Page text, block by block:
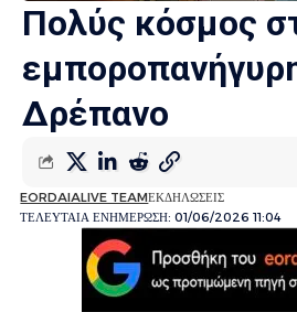
Πολύς κόσμος
Δρέπανο
ΤΕΛΕΥΤΑΙΑ ΕΝΗΜΕΡΩΣΗ: 01/06/2026 11:04
EORDAIALIVE TEAMΕΚΔΗΛΩΣΕΙΣ